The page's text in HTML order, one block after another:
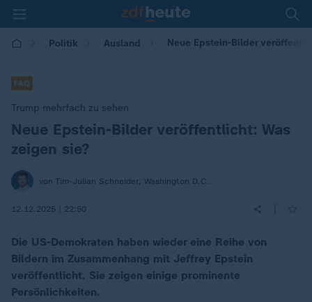
Politik Ausland Neue Epstein-Bilder
FAQ
Trump mehrfach zu sehen
:Neue Epstein-Bilder veröffentlicht: Was
zeigen sie?
von Tim-Julian Schneider, Washington D.C.
12.12.2025 | 22:50
Die US-Demokraten haben wieder eine Reihe von
Bildern im Zusammenhang mit Jeffrey Epstein
veröffentlicht. Sie zeigen einige prominente
Persönlichkeiten.